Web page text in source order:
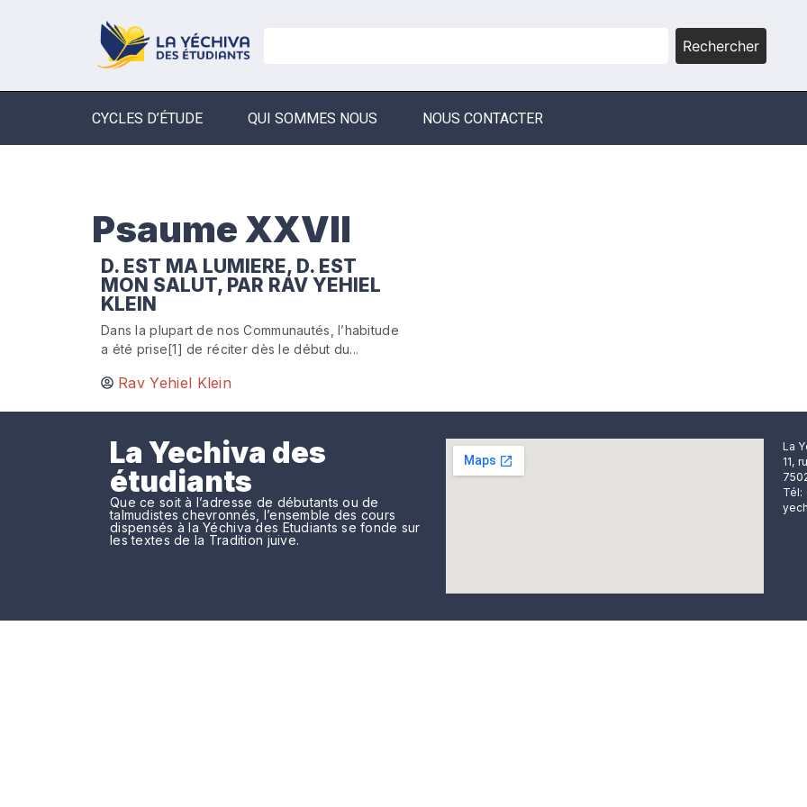
Rechercher
CYCLES D’ÉTUDE QUI SOMMES NOUS NOUS CONTACTER
Psaume XXVII
D. EST MA LUMIERE, D. EST
MON SALUT, PAR RAV YEHIEL
KLEIN
Dans la plupart de nos Communautés, l’habitude
a été prise[1] de réciter dès le début du...
Rav Yehiel Klein
La Yechiva des
étudiants
Que ce soit à l’adresse de débutants ou de
talmudistes chevronnés, l’ensemble des cours
dispensés à la Yéchiva des Etudiants se fonde sur
les textes de la Tradition juive.
La
11,
Tél: